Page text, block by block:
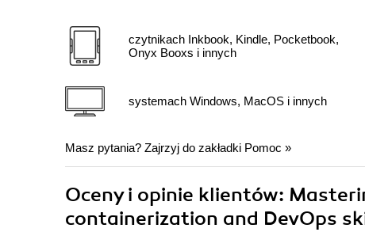
czytnikach Inkbook, Kindle, Pocketbook,
Onyx Booxs i innych
systemach Windows, MacOS i innych
Masz pytania? Zajrzyj do zakładki Pomoc »
Oceny i opinie klientów:
containerization and DevOps